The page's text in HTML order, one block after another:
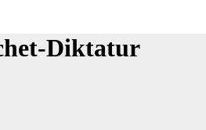
Diktatur